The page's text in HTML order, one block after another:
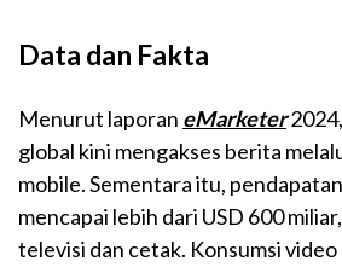
Data dan Fakta
Menurut laporan eMarketer
global kini mengakses berita
mobile. Sementara itu,
mencapai lebih dari USD 600
televisi dan cetak. Konsumsi